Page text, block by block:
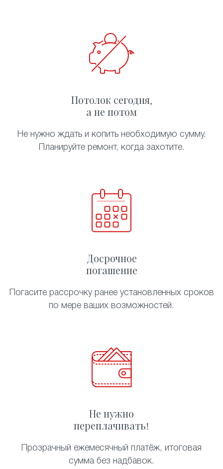
Потолок сегодня,
а не потом
Не нужно ждать и копить необходимую сумму.
Планируйте ремонт, когда захотите.
Досрочное
погашение
Погасите рассрочку ранее установленных сроков
по мере ваших возможностей.
Не нужно
переплачивать!
Прозрачный ежемесячный платёж, итоговая
сумма без надбавок.